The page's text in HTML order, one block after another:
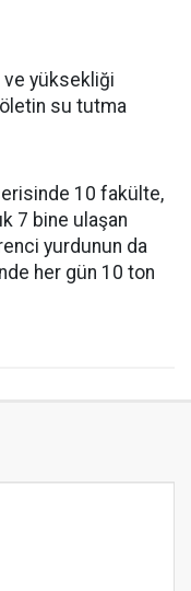
ve yüksekliği
su tutma
10 fakülte,
7 bine ulaşan
yurdunun da
her gün 10 ton